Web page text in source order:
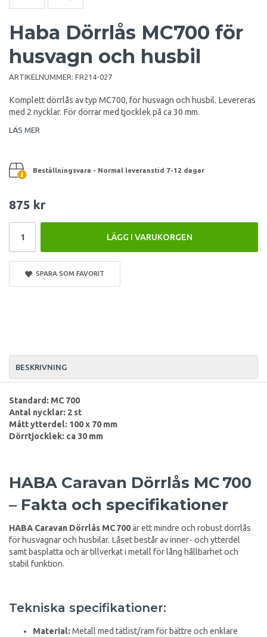
Haba Dörrlås MC700 för
husvagn och husbil
ARTIKELNUMMER: FR214-027
Komplett dörrlås av typ MC700, för husvagn och husbil. Levereras
med 2 nycklar. För dörrar med tjocklek på ca 30 mm.
LÄS MER
Beställningsvara - Normal leveranstid 7-12 dagar
875 kr
LÄGG I VARUKORGEN
SPARA SOM FAVORIT
BESKRIVNING
Standard: MC 700
Antal nycklar: 2 st
Mått ytterdel: 100 x 70 mm
Dörrtjocklek: ca 30 mm
HABA Caravan Dörrlås MC 700
– Fakta och specifikationer
HABA Caravan Dörrlås MC 700är ett mindre och robust dörrlås
för husvagnar och husbilar. Låset består av inner- och ytterdel
samt basplatta och är tillverkat i metall för lång hållbarhet och
stabil funktion.
Tekniska specifikationer:
Material:Metall med tätlist/ram för bättre och enklare